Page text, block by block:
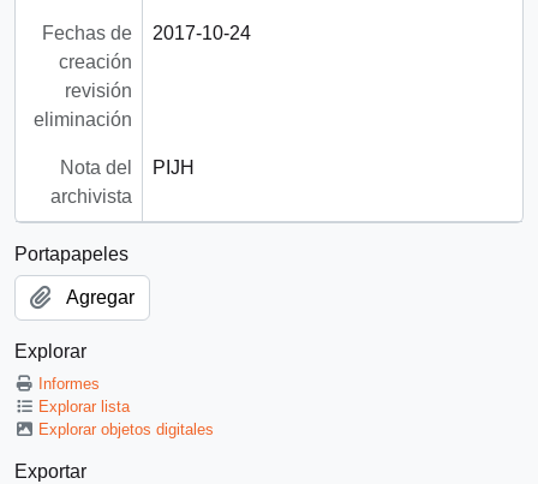
Fechas de
creación
revisión
eliminación
2017-10-24
Nota del
archivista
PIJH
Portapapeles
Agregar
Explorar
Informes
Explorar lista
Explorar objetos digitales
Exportar